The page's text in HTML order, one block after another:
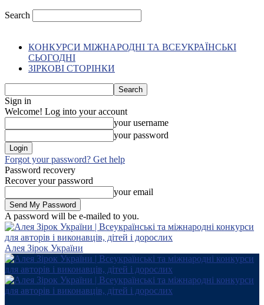
Search
КОНКУРСИ МІЖНАРОДНІ ТА ВСЕУКРАЇНСЬКІ
СЬОГОДНІ
ЗІРКОВІ СТОРІНКИ
Sign in
Welcome! Log into your account
your username
your password
Forgot your password? Get help
Password recovery
Recover your password
your email
A password will be e-mailed to you.
Алея Зірок України